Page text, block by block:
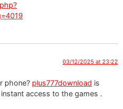
03/12/2025 at 23:22
phone? plus777download is
access to the games .